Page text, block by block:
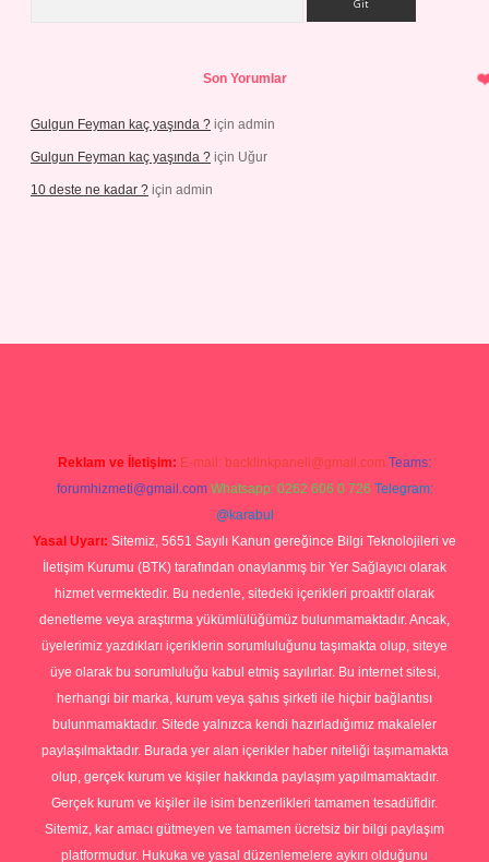
Son Yorumlar
Gulgun Feyman kaç yaşında ? için admin
Gulgun Feyman kaç yaşında ? için Uğur
10 deste ne kadar ? için admin
Reklam ve İletişim: E-mail: backlinkpaneli@gmail.com Teams:
forumhizmeti@gmail.com Whatsapp: 0262 606 0 726 Telegram:
@karabul
Yasal Uyarı: Sitemiz, 5651 Sayılı Kanun gereğince Bilgi Teknolojileri ve
İletişim Kurumu (BTK) tarafından onaylanmış bir Yer Sağlayıcı olarak
hizmet vermektedir. Bu nedenle, sitedeki içerikleri proaktif olarak
denetleme veya araştırma yükümlülüğümüz bulunmamaktadır. Ancak,
üyelerimiz yazdıkları içeriklerin sorumluluğunu taşımakta olup, siteye
üye olarak bu sorumluluğu kabul etmiş sayılırlar. Bu internet sitesi,
herhangi bir marka, kurum veya şahıs şirketi ile hiçbir bağlantısı
bulunmamaktadır. Sitede yalnızca kendi hazırladığımız makaleler
paylaşılmaktadır. Burada yer alan içerikler haber niteliği taşımamakta
olup, gerçek kurum ve kişiler hakkında paylaşım yapılmamaktadır.
Gerçek kurum ve kişiler ile isim benzerlikleri tamamen tesadüfidir.
Sitemiz, kar amacı gütmeyen ve tamamen ücretsiz bir bilgi paylaşım
platformudur. Hukuka ve yasal düzenlemelere aykırı olduğunu